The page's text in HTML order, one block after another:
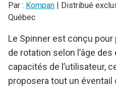
Par : Kompan | Distribué
Québec
Le Spinner est conçu
de rotation selon l’âge
capacités de l’utilisateur,
proposera tout un éventail